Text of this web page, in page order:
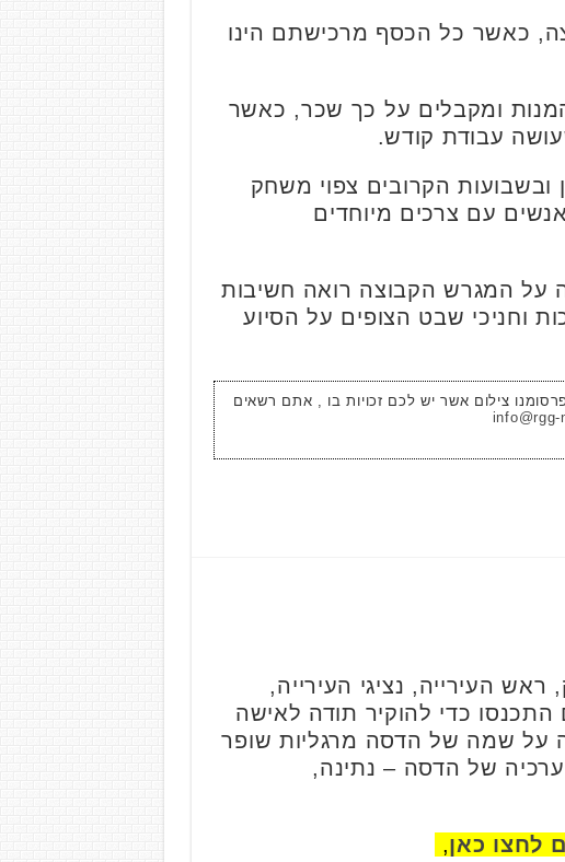
כאשר כל הכסף מרכישתם הינו
ומקבלים על כך שכר, כאשר
עבודת קודש.
ובשבועות הקרובים צפוי משחק
עם צרכים מיוחדים
המגרש הקבוצה רואה חשיבות
וחניכי שבט הצופים על הסיוע
צילום אשר יש לכם זכויות בו , אתם רשאים
info@rgg-
העירייה, נציגי העירייה,
כדי להוקיר תודה לאישה
על שמה של הדסה מרגליות שופר
ערכיה של הדסה – נתינה,
לחצו כאן,